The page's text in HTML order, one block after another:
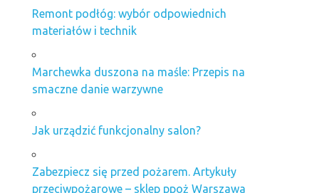
Remont podłóg: wybór odpowiednich
materiałów i technik
Marchewka duszona na maśle: Przepis na
smaczne danie warzywne
Jak urządzić funkcjonalny salon?
Zabezpiecz się przed pożarem. Artykuły
przeciwpożarowe – sklep ppoż Warszawa